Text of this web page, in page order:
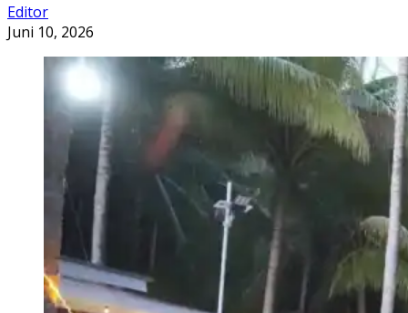
Editor
Juni 10, 2026